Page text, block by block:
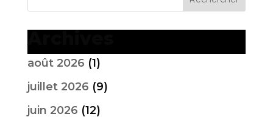
Archives
août 2026 (1)
juillet 2026 (9)
juin 2026 (12)